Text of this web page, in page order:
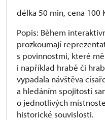
délka 50 min, cena 100
Popis: Během
prozkoumají
s povinnostmi, které
i například hrabě či
vypadala návštěva
a hledáním spojitostí
o jednotlivých
historické souvislosti.